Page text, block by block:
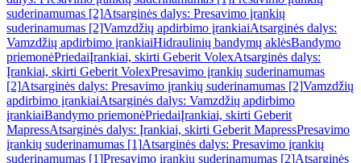
suderinamumas [2]Atsarginės dalys: Presavimo įrankių
suderinamumas [2]Vamzdžių apdirbimo įrankiaiAtsarginės dalys:
Vamzdžių apdirbimo įrankiaiHidraulinių bandymų aklėsBandymo
priemonėPriedaiĮrankiai, skirti Geberit VolexAtsarginės dalys:
Įrankiai, skirti Geberit VolexPresavimo įrankių suderinamumas
[2]Atsarginės dalys: Presavimo įrankių suderinamumas [2]Vamzdžių
apdirbimo įrankiaiAtsarginės dalys: Vamzdžių apdirbimo
įrankiaiBandymo priemonėPriedaiĮrankiai, skirti Geberit
MapressAtsarginės dalys: Įrankiai, skirti Geberit MapressPresavimo
įrankių suderinamumas [1]Atsarginės dalys: Presavimo įrankių
suderinamumas [1]Presavimo įrankių suderinamumas [2]Atsarginės